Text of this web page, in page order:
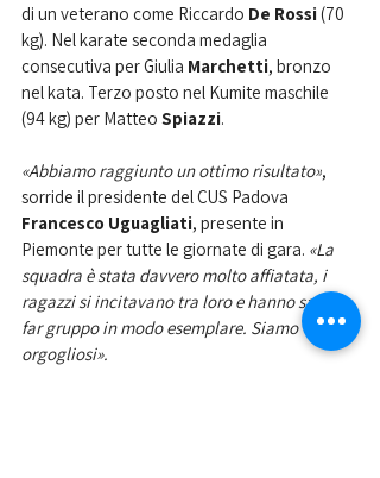
di un veterano come Riccardo De Rossi (70
kg). Nel karate seconda medaglia
consecutiva per Giulia Marchetti, bronzo
nel kata. Terzo posto nel Kumite maschile
(94 kg) per Matteo Spiazzi.
«Abbiamo raggiunto un ottimo risultato»,
sorride il presidente del CUS Padova
Francesco Uguagliati, presente in
Piemonte per tutte le giornate di gara. «La
squadra è stata davvero molto affiatata, i
ragazzi si incitavano tra loro e hanno saputo
far gruppo in modo esemplare. Siamo
orgogliosi».